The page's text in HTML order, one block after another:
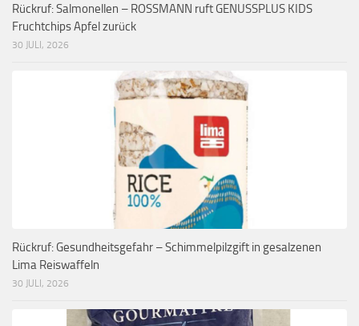
Rückruf: Salmonellen – ROSSMANN ruft GENUSSPLUS KIDS
Fruchtchips Apfel zurück
30 JULI, 2026
Rückruf: Gesundheitsgefahr – Schimmelpilzgift in gesalzenen
Lima Reiswaffeln
30 JULI, 2026